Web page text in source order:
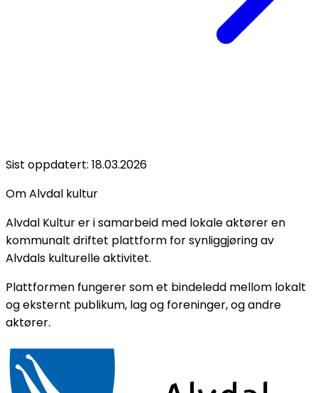
Sist oppdatert: 18.03.2026
Om Alvdal kultur
Alvdal Kultur er i samarbeid med lokale aktører en
kommunalt driftet plattform for synliggjøring av
Alvdals kulturelle aktivitet.
Plattformen fungerer som et bindeledd mellom lokalt
og eksternt publikum, lag og foreninger, og andre
aktører.